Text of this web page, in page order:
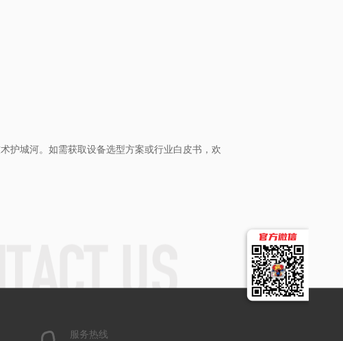
护城河。如需获取设备选型方案或行业白皮书，欢
服务热线